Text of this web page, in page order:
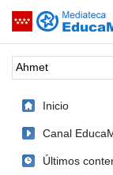
Saltar navegación
Palabra o frase:
Inicio
Canal
Últimos